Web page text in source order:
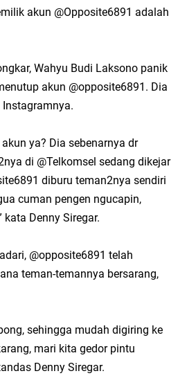
akun @Opposite6891 adalah
Wahyu Budi Laksono panik
akun @opposite6891. Dia
ya? Dia sebenarnya dr
di @Telkomsel sedang dikejar
diburu teman2nya sendiri
cuman pengen ngucapin,
kata Denny Siregar.
@opposite6891 telah
teman-temannya bersarang,
sehingga mudah digiring ke
mari kita gedor pintu
Denny Siregar.